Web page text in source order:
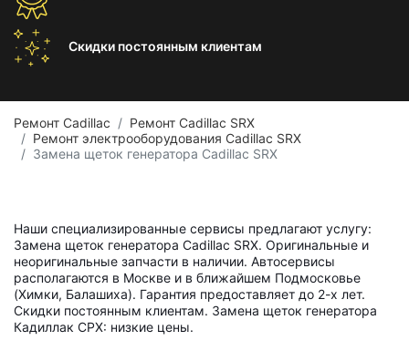
Скидки постоянным клиентам
Ремонт Cadillac
Ремонт Cadillac SRX
Ремонт электрооборудования Cadillac SRX
Замена щеток генератора Cadillac SRX
Наши специализированные сервисы предлагают услугу:
Замена щеток генератора Cadillac SRX. Оригинальные и
неоригинальные запчасти в наличии. Автосервисы
располагаются в Москве и в ближайшем Подмосковье
(Химки, Балашиха). Гарантия предоставляет до 2-х лет.
Скидки постоянным клиентам. Замена щеток генератора
Кадиллак СРХ: низкие цены.